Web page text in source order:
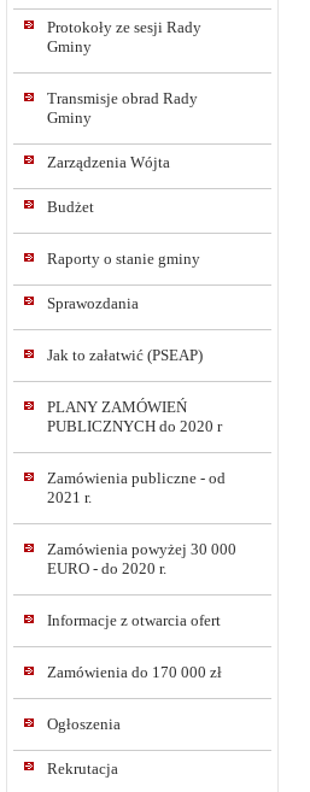
Protokoły ze sesji Rady
Gminy
Transmisje obrad Rady
Gminy
Zarządzenia Wójta
Budżet
Raporty o stanie gminy
Sprawozdania
Jak to załatwić (PSEAP)
PLANY ZAMÓWIEŃ
PUBLICZNYCH do 2020 r
Zamówienia publiczne - od
2021 r.
Zamówienia powyżej 30 000
EURO - do 2020 r.
Informacje z otwarcia ofert
Zamówienia do 170 000 zł
Ogłoszenia
Rekrutacja